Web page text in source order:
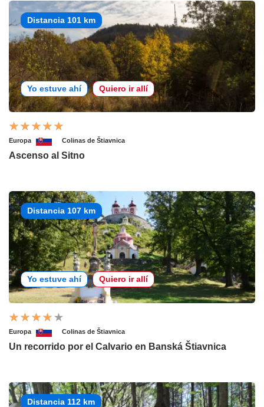
Distancia 101 km
Yo estuve ahí Quiero ir allí
Europa Colinas de Štiavnica
Ascenso al Sitno
Distancia 107 km
Yo estuve ahí Quiero ir allí
Europa Colinas de Štiavnica
Un recorrido por el Calvario en Banská Štiavnica
Distancia 112 km